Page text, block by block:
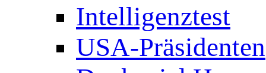
Intelligenztest
USA-Präsidenten